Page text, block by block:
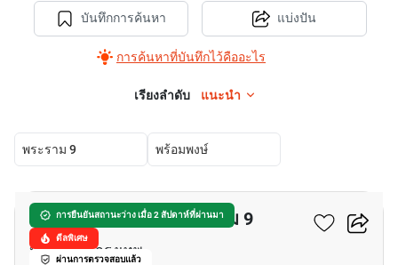
บันทึกการค้นหา
การค้นหาที่บันทึกไว้คืออะไร
แบ่งปัน
เรียงลำดับ แนะนำ
พระราม 9 พร้อมพงษ์
การยืนยันสถานะว่าง เมื่อ 2 สัปดาห์ที่ผ่านมา
ดีลพิเศษ
ผ่านการตรวจสอบแล้ว
เดอะ เบส เออร์เบิน พระราม 9
ห้วยขวาง, กรุงเทพ